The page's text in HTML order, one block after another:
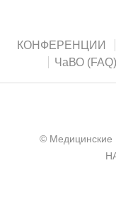
КОНФЕРЕНЦИИ
ЧаВО (FAQ)
© Медицинские